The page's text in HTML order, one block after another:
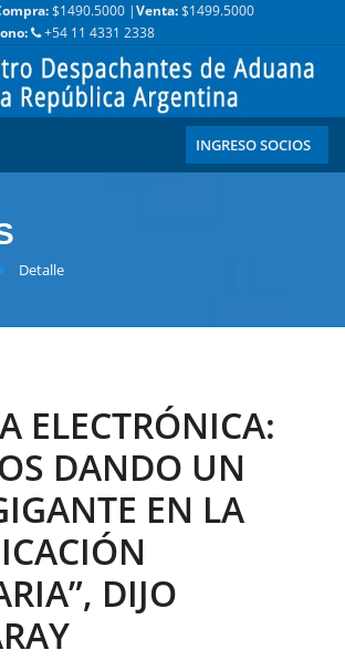
$1490.5000 |Venta:$1499.5000
+54 11 4331 2338
INGRESO SOCIOS
Detalle
ELECTRÓNICA:
DANDO UN
EN LA
DIJO